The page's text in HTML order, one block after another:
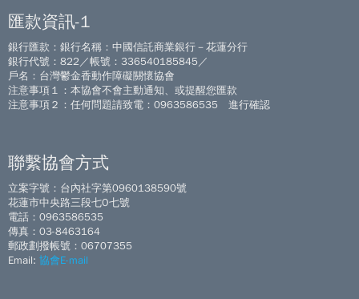
匯款資訊-1
銀行匯款：銀行名稱：中國信託商業銀行－花蓮分行
銀行代號：822／帳號：336540185845／
戶名：台灣鬱金香動作障礙關懷協會
注意事項１：本協會不會主動通知、或提醒您匯款
注意事項２：任何問題請致電：0963586535 進行確認
聯繫協會方式
立案字號：台內社字第0960138590號
花蓮市中央路三段七O七號
電話：0963586535
傳真：03-8463164
郵政劃撥帳號：06707355
Email: 協會E-mail